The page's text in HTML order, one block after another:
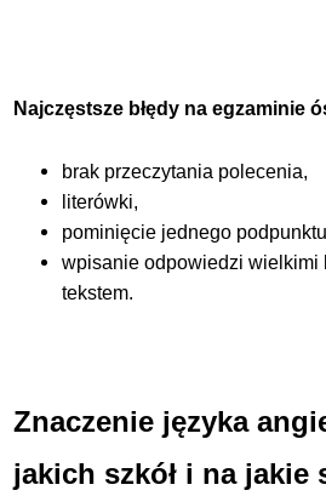
Najczęstsze błędy na egzaminie
brak przeczytania polecenia,
literówki,
pominięcie jednego
wpisanie odpowiedzi wielkimi
tekstem.
Znaczenie języka
jakich szkół i na jakie